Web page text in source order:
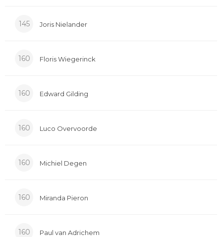
145 Joris Nielander
160 Floris Wiegerinck
160 Edward Gilding
160 Luco Overvoorde
160 Michiel Degen
160 Miranda Pieron
160 Paul van Adrichem